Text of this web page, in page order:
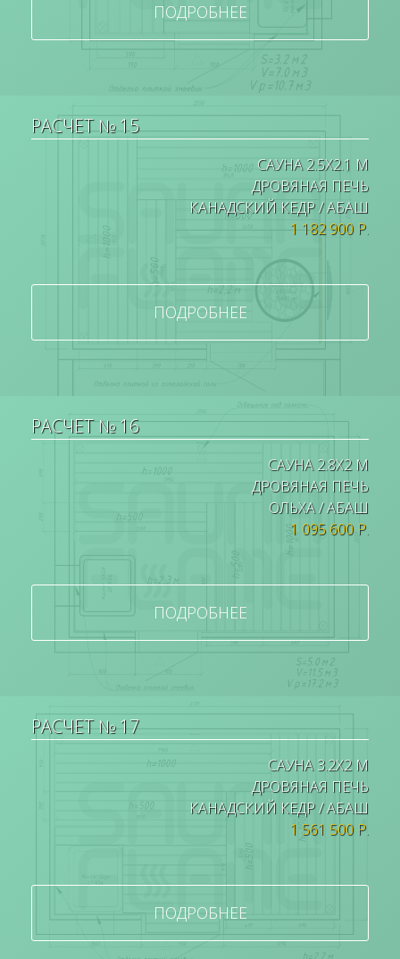
ПОДРОБНЕЕ
РАСЧЕТ № 15
САУНА 2.5Х2.1 М
ДРОВЯНАЯ ПЕЧЬ
КАНАДСКИЙ КЕДР / АБАШ
1 182 900 Р.
ПОДРОБНЕЕ
РАСЧЕТ № 16
САУНА 2.8Х2 М
ДРОВЯНАЯ ПЕЧЬ
ОЛЬХА / АБАШ
1 095 600 Р.
ПОДРОБНЕЕ
РАСЧЕТ № 17
САУНА 3.2Х2 М
ДРОВЯНАЯ ПЕЧЬ
КАНАДСКИЙ КЕДР / АБАШ
1 561 500 Р.
ПОДРОБНЕЕ